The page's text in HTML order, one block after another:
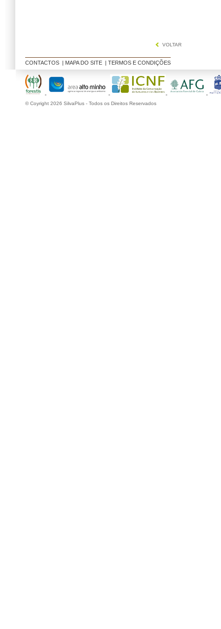
VOLTAR
CONTACTOS | MAPA DO SITE | TERMOS E CONDIÇÕES
© Coyright 2026 SilvaPlus - Todos os Direitos Reservados